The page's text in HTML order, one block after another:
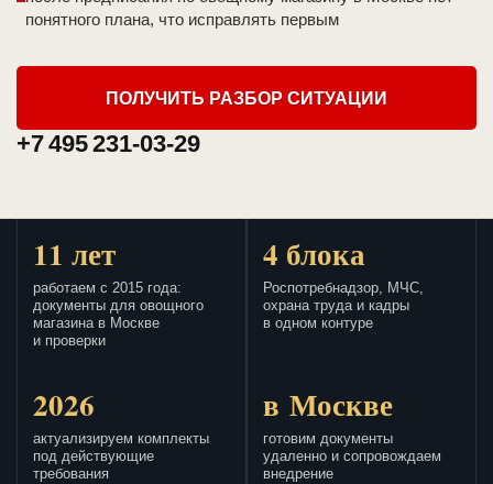
понятного плана, что исправлять первым
ПОЛУЧИТЬ РАЗБОР СИТУАЦИИ
+7 495 231-03-29
11 лет
работаем с 2015 года:
документы для овощного
магазина в Москве
и проверки
4 блока
Роспотребнадзор, МЧС,
охрана труда и кадры
в одном контуре
2026
актуализируем комплекты
под действующие
требования
в Москве
готовим документы
удаленно и сопровождаем
внедрение